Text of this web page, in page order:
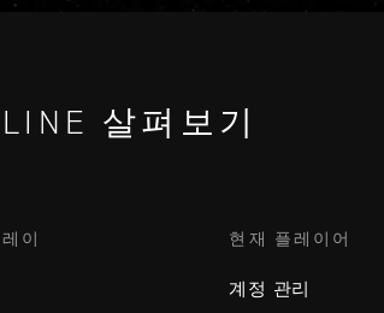
살펴보기
이 현재 플레이어
계정 관리